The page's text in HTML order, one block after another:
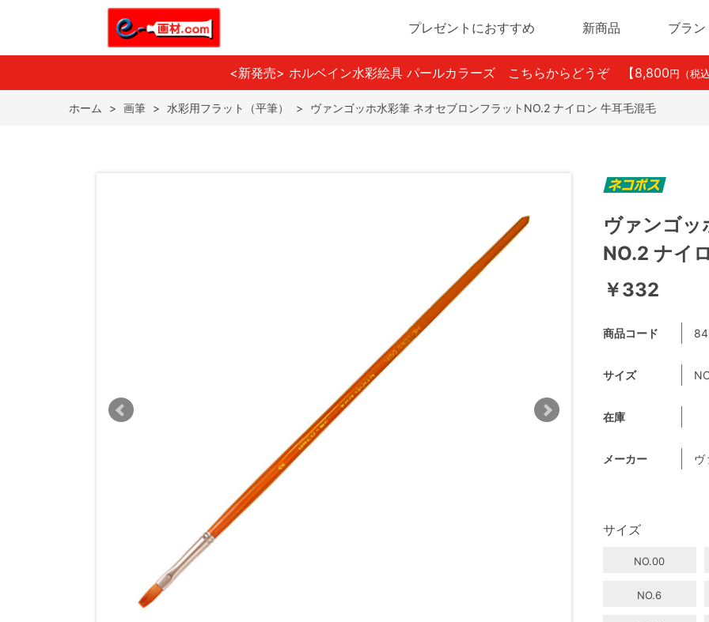
プレゼントにおすすめ 新商品 ブラン
<新発売> ホルベイン水彩絵具 パールカラーズ こちらからどうぞ 【8,800 円（税
ホーム > 画筆 > 水彩用フラット（平筆） > ヴァンゴッホ水彩筆 ネオセブロンフラットNO.2 ナイロン 牛耳毛混毛
ヴァンゴ
NO.2 ナイ
￥332
商品コード
サイズ
在庫
メーカー ヴ
サイズ
NO.00
NO.6